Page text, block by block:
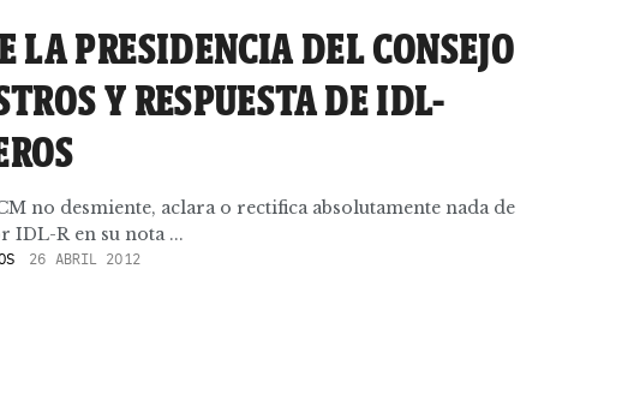
LA PRESIDENCIA DEL CONSEJO
Y RESPUESTA DE IDL-
no desmiente, aclara o rectifica absolutamente nada de
IDL-R en su nota ...
26 ABRIL 2012